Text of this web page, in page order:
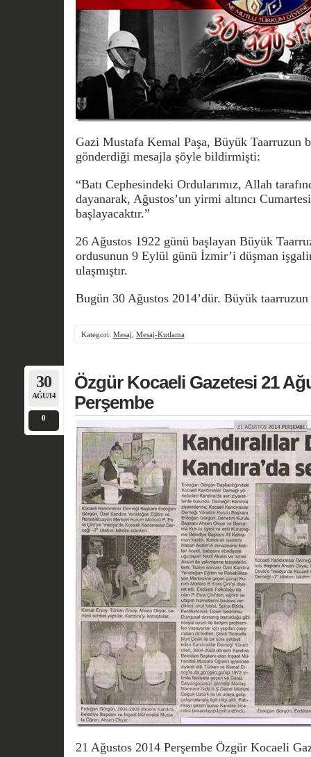
Gazi Mustafa Kemal Paşa, Büyük Taarruzun
gönderdiği mesajla şöyle bildirmişti:
“Batı Cephesindeki Ordularımız, Allah
dayanarak, Ağustos’un yirmi altıncı
başlayacaktır.”
26 Ağustos 1922 günü başlayan Büyük
ordusunun 9 Eylül günü İzmir’i düşman
ulaşmıştır.
Bugün 30 Ağustos 2014’dür. Büyük
Kategori: Mesaj Mesaj-Kutlama
30
AĞU/14
0
Özgür Kocaeli Gazetesi 21
Perşembe
21 Ağustos 2014 Perşembe Özgür Kocaeli